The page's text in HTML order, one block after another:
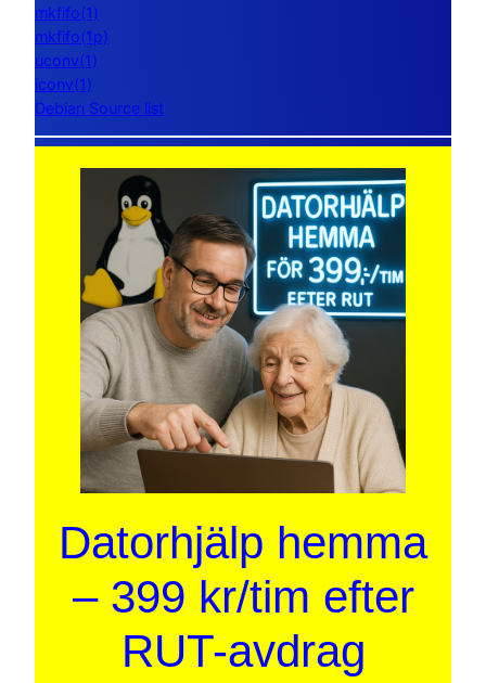
mkfifo(1)
mkfifo(1p)
uconv(1)
iconv(1)
Debian Source list
Datorhjälp hemma
– 399 kr/tim efter
RUT-avdrag